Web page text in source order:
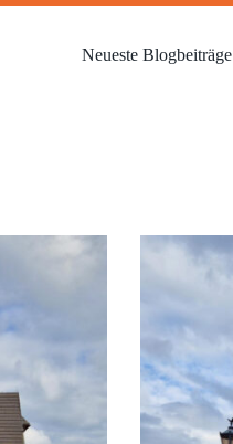
Neueste Blogbeiträge